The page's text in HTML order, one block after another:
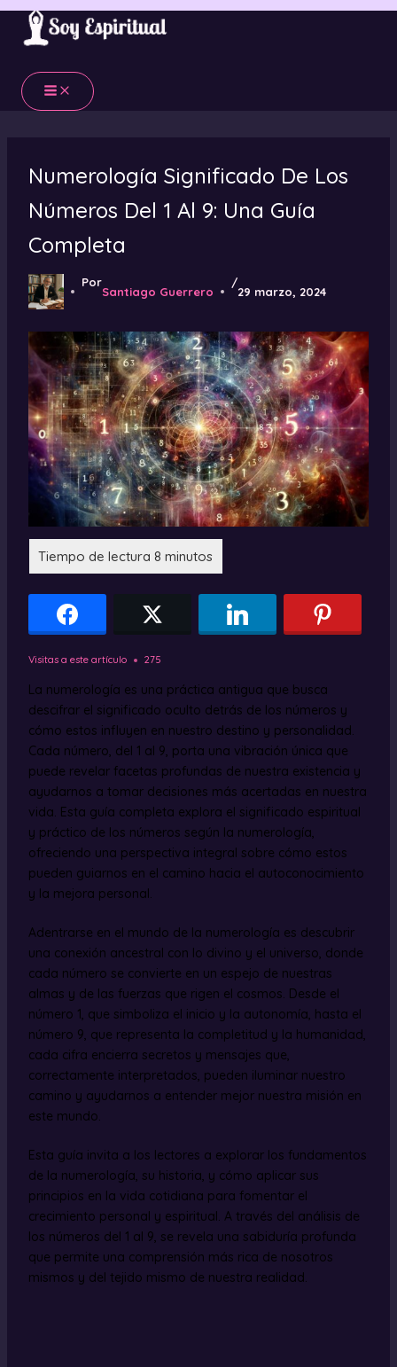
Ir
contenido
Numerología Significado De Los
Números Del 1 Al 9: Una Guía
Completa
Por
Santiago Guerrero
/
29 marzo, 2024
Visitas a este artículo 275
La numerología es una práctica antigua que busca
descifrar el significado oculto detrás de los números y
cómo estos influyen en nuestro destino y personalidad.
Cada número, del 1 al 9, porta una vibración única que
puede revelar facetas profundas de nuestra existencia y
ayudarnos a tomar decisiones más acertadas en nuestra
vida. Esta guía completa explora el significado espiritual
y práctico de los números según la numerología,
ofreciendo una perspectiva integral sobre cómo estos
pueden guiarnos en el camino hacia el autoconocimiento
y la mejora personal.
Adentrarse en el mundo de la numerología es descubrir
una conexión ancestral con lo divino y el universo, donde
cada número se convierte en un espejo de nuestras
almas y de las fuerzas que rigen el cosmos. Desde el
número 1, que simboliza el inicio y la autonomía, hasta el
número 9, que representa la completitud y la humanidad,
cada cifra encierra secretos y mensajes que,
correctamente interpretados, pueden iluminar nuestro
camino y ayudarnos a entender mejor nuestra misión en
este mundo.
Esta guía invita a los lectores a explorar los fundamentos
de la numerología, su historia, y cómo aplicar sus
principios en la vida cotidiana para fomentar el
crecimiento personal y espiritual. A través del análisis de
los números del 1 al 9, se revela una sabiduría profunda
que permite una comprensión más rica de nosotros
mismos y del tejido mismo de nuestra realidad.